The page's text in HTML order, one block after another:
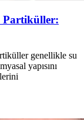
Partiküller:
genellikle su
yapısını